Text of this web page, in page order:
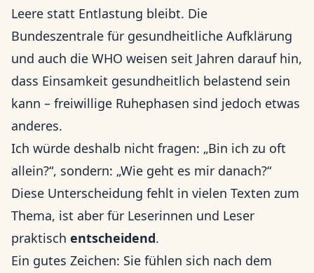
Leere statt Entlastung bleibt. Die
Bundeszentrale für gesundheitliche Aufklärung
und auch die WHO weisen seit Jahren darauf hin,
dass Einsamkeit gesundheitlich belastend sein
kann – freiwillige Ruhephasen sind jedoch etwas
anderes.
Ich würde deshalb nicht fragen: „Bin ich zu oft
allein?“, sondern: „Wie geht es mir danach?“
Diese Unterscheidung fehlt in vielen Texten zum
Thema, ist aber für Leserinnen und Leser
praktisch entscheidend.
Ein gutes Zeichen: Sie fühlen sich nach dem